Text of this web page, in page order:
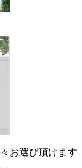
お選び頂けます